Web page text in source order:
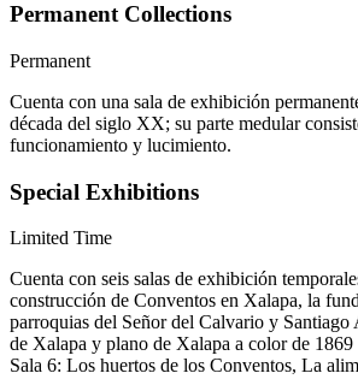
Permanent Collections
Permanent
Cuenta con una sala de exhibición
década del siglo XX; su parte medular
funcionamiento y lucimiento.
Special Exhibitions
Limited Time
Cuenta con seis salas de exhibición
construcción de Conventos en Xalapa, la
parroquias del Señor del Calvario y
de Xalapa y plano de Xalapa a color de
Sala 6: Los huertos de los Conventos, La